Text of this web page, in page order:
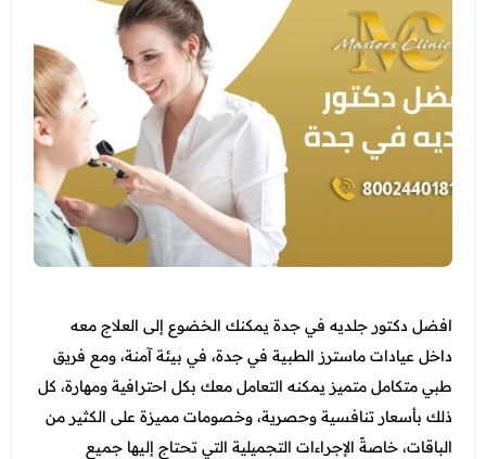
جدة - أبحر
الطائف - شارع قريش
الاسنان
النساء والتوليد والتجميل النسائي
الطب العام و طب الطواري
الطب الاتصالي و الطب المنزلي
الانف والاذن
الاطفال
خدمات المختبر
الاشعة
عروض الجلدية والتجميل
عرض الكل
عروض الفيلر و البوتكس
عروض نضارة البشرة
عروض الصيف المميزة
عروض العناية بالبشرة
عروض العناية بالشعر
عروض زوايا مكة
عروض التغذية
عرض الكل
باقات متابعات ابر التنحيف
عروض النساء والتوليد والتجميل النسائي
عروض الطب العام
عرض الكل
فحوصات العمالة الوافدة
باقات متابعة ابر التنحيف
عروض جراحات التجميل
المدونة
انضم الي فريقنا
افضل دكتور جلديه في جدة يمكنك الخضوع إلى العلاج معه
داخل عيادات ماسترز الطبية في جدة، في بيئة آمنة، ومع فريق
طبي متكامل متميز يمكنه التعامل معك بكل احترافية ومهارة، كل
ذلك بأسعار تنافسية وحصرية، وخصومات مميزة على الكثير من
الباقات، خاصةً الإجراءات التجميلية التي تحتاج إليها جميع